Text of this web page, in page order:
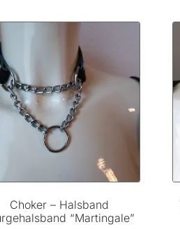
Choker – Halsband
“Martingale”